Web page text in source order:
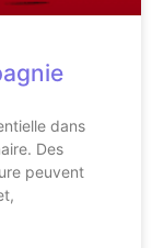
dans
Des
peuvent